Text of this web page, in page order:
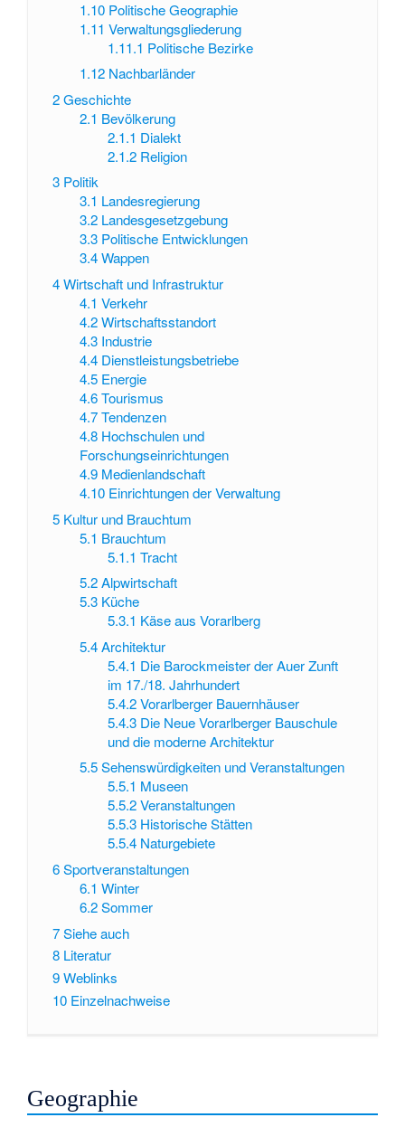
1.10 Politische Geographie
1.11 Verwaltungsgliederung
1.11.1 Politische Bezirke
1.12 Nachbarländer
2Geschichte
2.1 Bevölkerung
2.1.1 Dialekt
2.1.2 Religion
3 Politik
3.1 Landesregierung
3.2 Landesgesetzgebung
3.3 Politische Entwicklungen
3.4 Wappen
4Wirtschaft und Infrastruktur
4.1 Verkehr
4.2 Wirtschaftsstandort
4.3 Industrie
4.4 Dienstleistungsbetriebe
4.5 Energie
4.6 Tourismus
4.7 Tendenzen
4.8 Hochschulen und
Forschungseinrichtungen
4.9 Medienlandschaft
4.10 Einrichtungen der Verwaltung
5 Kultur und Brauchtum
5.1 Brauchtum
5.1.1 Tracht
5.2 Alpwirtschaft
5.3 Küche
5.3.1 Käse aus Vorarlberg
5.4 Architektur
5.4.1 Die Barockmeister der Auer Zunft
im 17./18. Jahrhundert
5.4.2 Vorarlberger Bauernhäuser
5.4.3 Die Neue Vorarlberger Bauschule
und die moderne Architektur
5.5 Sehenswürdigkeiten und Veranstaltungen
5.5.1 Museen
5.5.2 Veranstaltungen
5.5.3 Historische Stätten
5.5.4 Naturgebiete
6Sportveranstaltungen
6.1 Winter
6.2 Sommer
7Siehe auch
8 Literatur
9Weblinks
10 Einzelnachweise
Geographie